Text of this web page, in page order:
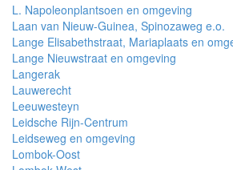
L. Napoleonplantsoen en omgeving
Laan van Nieuw-Guinea, Spinozaweg e.o.
Lange Elisabethstraat, Mariaplaats en
Lange Nieuwstraat en omgeving
Langerak
Lauwerecht
Leeuwesteyn
Leidsche Rijn-Centrum
Leidseweg en omgeving
Lombok-Oost